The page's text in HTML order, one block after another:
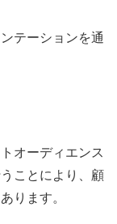
テーションを通
オーディエンス
ことにより、顧
ります。